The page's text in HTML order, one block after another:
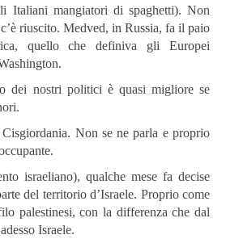
Italiani mangiatori di spaghetti). Non
riuscito. Medved, in Russia, fa il paio
quello che definiva gli Europei
dei nostri politici è quasi migliore se
Non se ne parla e proprio
israeliano), qualche mese fa decise
del territorio d’Israele. Proprio come
palestinesi, con la differenza che dal
Israele.